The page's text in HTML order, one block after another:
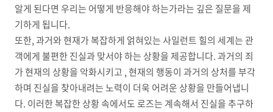
알게 된다면 우리는 어떻게 반응해야 하는가라는 깊은 질문을 제
기하게 됩니다.
또한, 과거와 현재가 복잡하게 얽혀있는 사일런트 힐의 세계는 관
객에게 불편한 진실과 맞서야 하는 상황을 제공합니다. 과거의 죄
가 현재의 상황을 악화시키고 , 현재의 행동이 과거의 상처를 부각
하며 진실을 찾아내려는 노력이 더욱 어려운 상황을 만들어냅니
다. 이러한 복잡한 상황 속에서도 로즈는 계속해서 진실을 추구하